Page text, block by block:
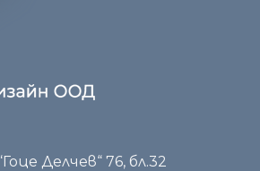
Делчев“ 76, бл.32